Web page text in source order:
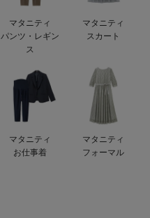
マタニティ
パンツ・レギン
ス
マタニティ
スカート
マタニティ
お仕事着
マタニティ
フォーマル